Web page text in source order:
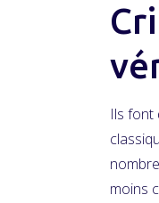
Ils font
moins